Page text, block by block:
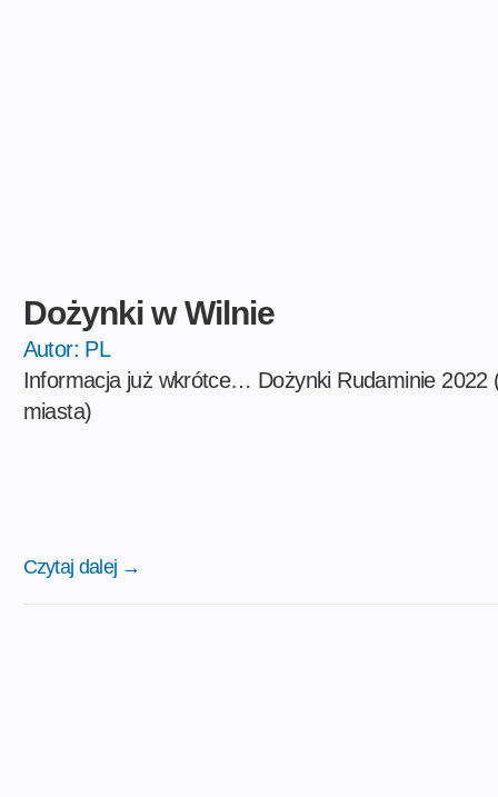
Dożynki w Wilnie
Autor: PL
Informacja już wkrótce… Dożynki Rudaminie 2022
miasta)
Czytaj dalej →